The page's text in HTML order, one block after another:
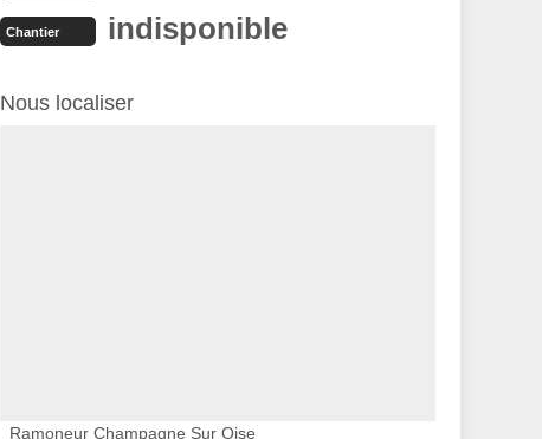
Chantier indisponible
Nous localiser
Ramoneur Champagne Sur Oise